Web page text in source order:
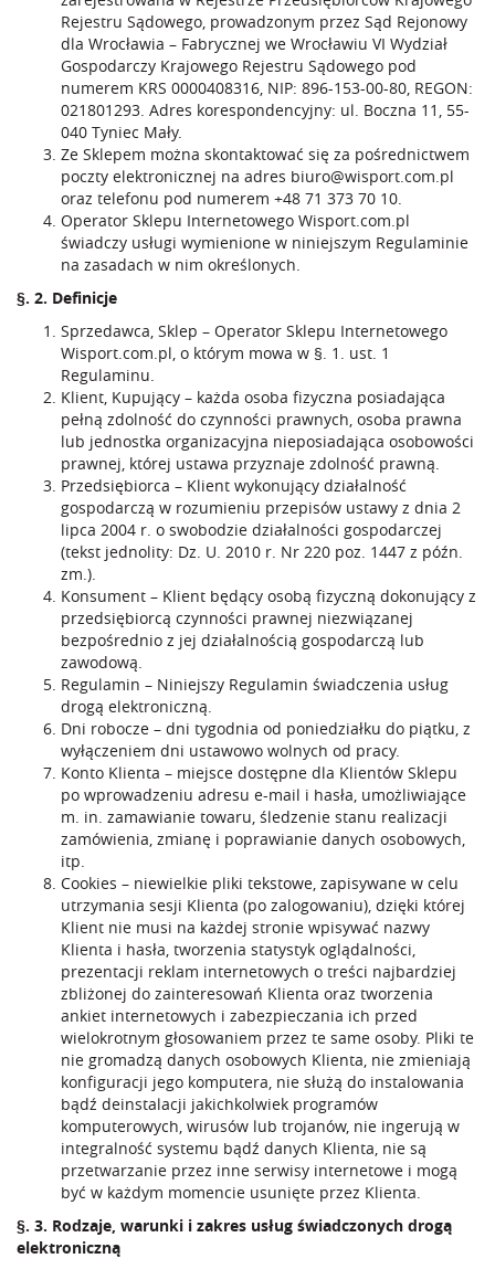
Rejestru Sądowego, prowadzonym przez Sąd Rejonowy
dla Wrocławia – Fabrycznej we Wrocławiu VI Wydział
Gospodarczy Krajowego Rejestru Sądowego pod
numerem KRS 0000408316, NIP: 896-153-00-80, REGON:
021801293. Adres korespondencyjny: ul. Boczna 11, 55-
040 Tyniec Mały.
Ze Sklepem można skontaktować się za pośrednictwem
poczty elektronicznej na adres biuro@wisport.com.pl
oraz telefonu pod numerem +48 71 373 70 10.
Operator Sklepu Internetowego Wisport.com.pl
świadczy usługi wymienione w niniejszym Regulaminie
na zasadach w nim określonych.
§. 2. Definicje
Sprzedawca, Sklep – Operator Sklepu Internetowego
Wisport.com.pl, o którym mowa w §. 1. ust. 1
Regulaminu.
Klient, Kupujący – każda osoba fizyczna posiadająca
pełną zdolność do czynności prawnych, osoba prawna
lub jednostka organizacyjna nieposiadająca osobowości
prawnej, której ustawa przyznaje zdolność prawną.
Przedsiębiorca – Klient wykonujący działalność
gospodarczą w rozumieniu przepisów ustawy z dnia 2
lipca 2004 r. o swobodzie działalności gospodarczej
(tekst jednolity: Dz. U. 2010 r. Nr 220 poz. 1447 z późn.
zm.).
Konsument – Klient będący osobą fizyczną dokonujący z
przedsiębiorcą czynności prawnej niezwiązanej
bezpośrednio z jej działalnością gospodarczą lub
zawodową.
Regulamin – Niniejszy Regulamin świadczenia usług
drogą elektroniczną.
Dni robocze – dni tygodnia od poniedziałku do piątku, z
wyłączeniem dni ustawowo wolnych od pracy.
Konto Klienta – miejsce dostępne dla Klientów Sklepu
po wprowadzeniu adresu e-mail i hasła, umożliwiające
m. in. zamawianie towaru, śledzenie stanu realizacji
zamówienia, zmianę i poprawianie danych osobowych,
itp.
Cookies – niewielkie pliki tekstowe, zapisywane w celu
utrzymania sesji Klienta (po zalogowaniu), dzięki której
Klient nie musi na każdej stronie wpisywać nazwy
Klienta i hasła, tworzenia statystyk oglądalności,
prezentacji reklam internetowych o treści najbardziej
zbliżonej do zainteresowań Klienta oraz tworzenia
ankiet internetowych i zabezpieczania ich przed
wielokrotnym głosowaniem przez te same osoby. Pliki te
nie gromadzą danych osobowych Klienta, nie zmieniają
konfiguracji jego komputera, nie służą do instalowania
bądź deinstalacji jakichkolwiek programów
komputerowych, wirusów lub trojanów, nie ingerują w
integralność systemu bądź danych Klienta, nie są
przetwarzanie przez inne serwisy internetowe i mogą
być w każdym momencie usunięte przez Klienta.
§. 3. Rodzaje, warunki i zakres usług świadczonych drogą
elektroniczną